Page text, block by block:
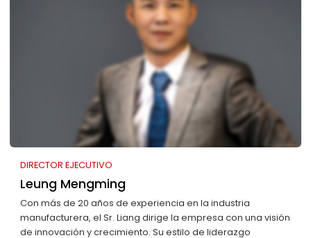
DIRECTOR EJECUTIVO
Leung Mengming
Con más de 20 años de experiencia en la industria
manufacturera, el Sr. Liang dirige la empresa con una visión
de innovación y crecimiento. Su estilo de liderazgo